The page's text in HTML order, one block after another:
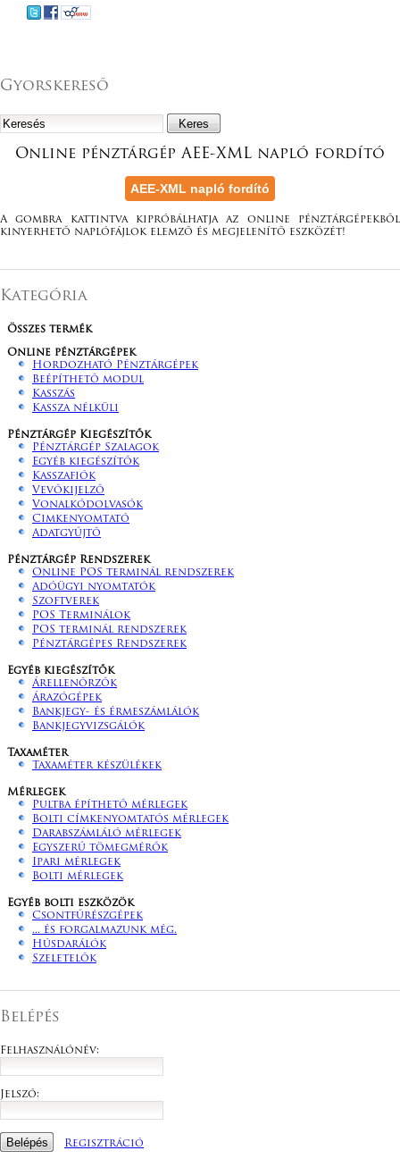
Gyorskereső
Online pénztárgép AEE-XML napló fordító
A gombra kattintva kipróbálhatja az online pénztárgépekből
kinyerhető naplófájlok elemző és megjelenítő eszközét!
Kategória
Összes termék
Online pénztárgépek
Hordozható Pénztárgépek
Beépíthető modul
Kasszás
Kassza nélküli
Pénztárgép Kiegészítők
Pénztárgép Szalagok
Egyéb kiegészítők
Kasszafiók
Vevőkijelző
Vonalkódolvasók
Cimkenyomtató
Adatgyűjtő
Pénztárgép Rendszerek
Online POS terminál rendszerek
Adóügyi nyomtatók
Szoftverek
POS Terminálok
POS terminál rendszerek
Pénztárgépes Rendszerek
Egyéb kiegészítők
Árellenőrzők
Árazógépek
Bankjegy- és érmeszámlálók
Bankjegyvizsgálók
Taxaméter
Taxaméter készülékek
Mérlegek
Pultba építhető mérlegek
Bolti címkenyomtatós mérlegek
Darabszámláló mérlegek
Egyszerű tömegmérők
Ipari mérlegek
Bolti mérlegek
Egyéb bolti eszközök
Csontfűrészgépek
... és forgalmazunk még.
Húsdarálók
Szeletelők
Belépés
Felhasználónév:
Jelszó:
Regisztráció